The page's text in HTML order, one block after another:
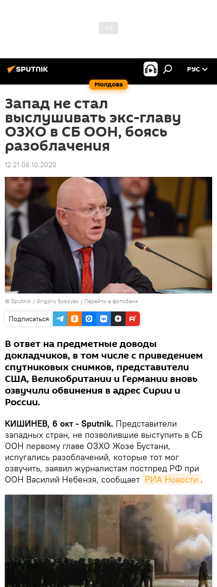
Молдова
РУС
Запад не стал
выслушивать экс-главу
ОЗХО в СБ ООН, боясь
разоблачения
12:21 06.10.2020
© Sputnik / Grigory Sysoyev / Перейти в фотобанк
Подписаться
В ответ на предметные доводы
докладчиков, в том числе с приведением
спутниковых снимков, представители
США, Великобритании и Германии вновь
озвучили обвинения в адрес Сирии и
России.
КИШИНЕВ, 6 окт - Sputnik. Представители
западных стран, не позволившие выступить в СБ
ООН первому главе ОЗХО Жозе Бустани,
испугались разоблачений, которые тот мог
озвучить, заявил журналистам постпред РФ при
ООН Василий Небензя, сообщает РИА Новости .